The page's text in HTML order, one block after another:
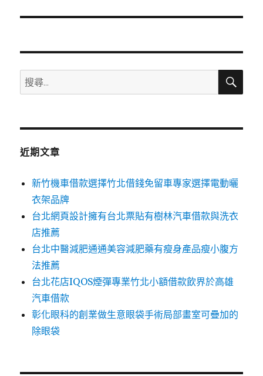
文
搜
尋
鍵
搜
近期文章
新竹機車借款選擇竹北借錢免留車專家選擇電動曬
衣架品牌
台北網頁設計擁有台北票貼有樹林汽車借款與洗衣
店推薦
台北中醫減肥通通美容減肥藥有瘦身產品瘦小腹方
法推薦
台北花店IQOS煙彈專業竹北小額借款飲界於高雄
汽車借款
彰化眼科的創業做生意眼袋手術局部畫室可疊加的
除眼袋